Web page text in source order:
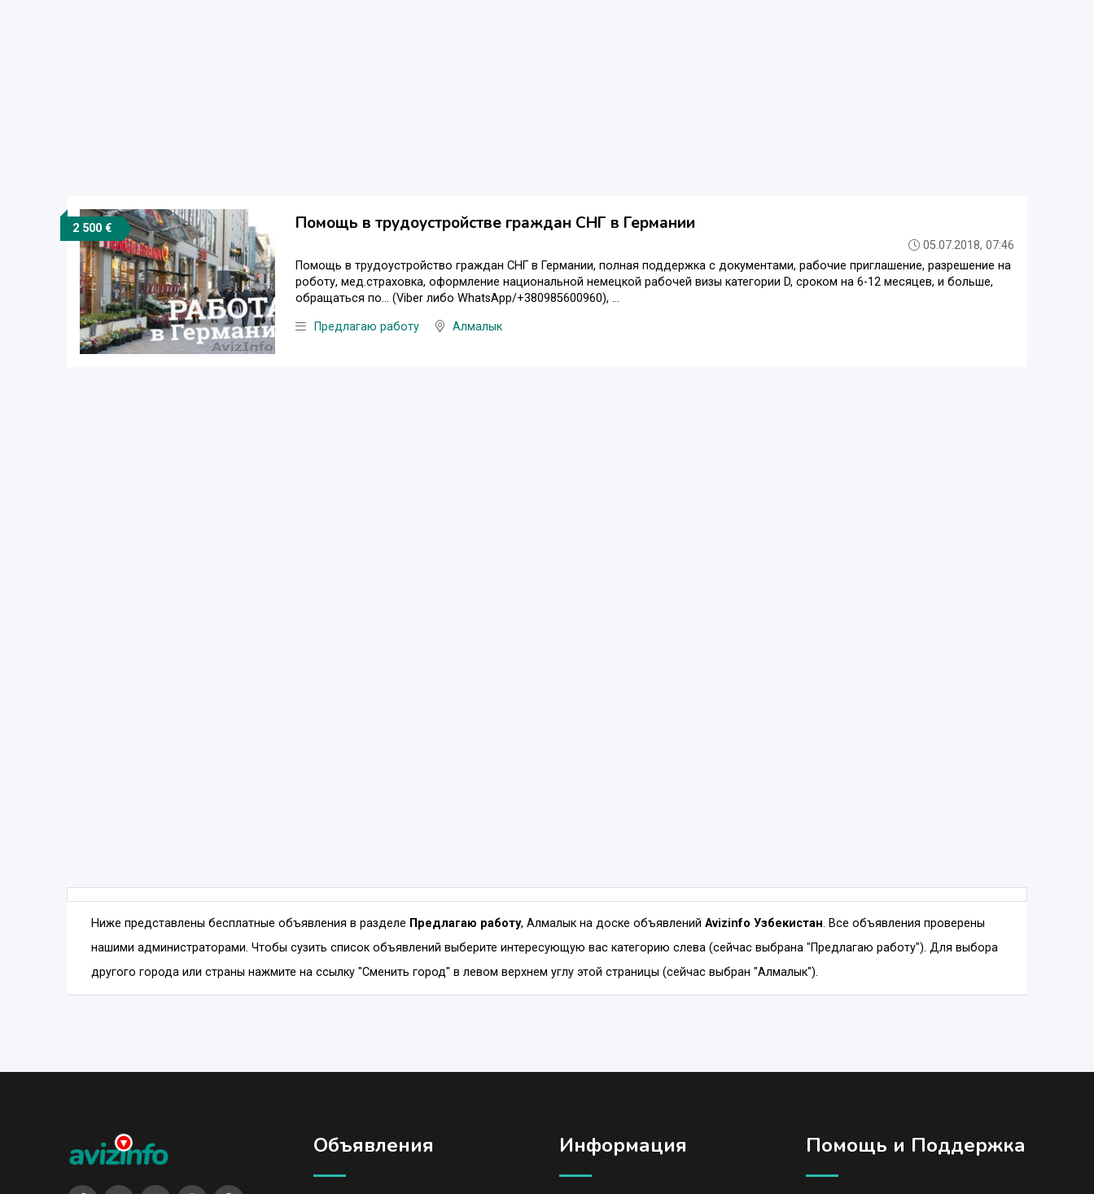
2 500 € Помощь в трудоустройстве граждан СНГ в Германии
05.07.2018, 07:46
Помощь в трудоустройство граждан СНГ в Германии, полная поддержка с документами, рабочие приглашение, разрешение на
роботу, мед.страховка, оформление национальной немецкой рабочей визы категории D, сроком на 6-12 месяцев, и больше,
обращаться по... (Viber либо WhatsApp/+380985600960), ...
Предлагаю работу Алмалык
Ниже представлены бесплатные объявления в разделе Предлагаю работу, Алмалык на доске объявлений Avizinfo Узбекистан. Все объявления проверены
нашими администраторами. Чтобы сузить список объявлений выберите интересующую вас категорию слева (сейчас выбрана "Предлагаю работу"). Для выбора
другого города или страны нажмите на ссылку "Сменить город" в левом верхнем углу этой страницы (сейчас выбран "Алмалык").
Объявления Информация Помощь и Поддержка